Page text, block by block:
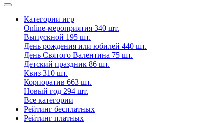
Категории игр
Online-мероприятия 340 шт.
Выпускной 195 шт.
День рождения или юбилей 440 шт.
День Святого Валентина 75 шт.
Детский праздник 86 шт.
Квиз 310 шт.
Корпоратив 663 шт.
Новый год 294 шт.
Все категории
Рейтинг бесплатных
Рейтинг платных